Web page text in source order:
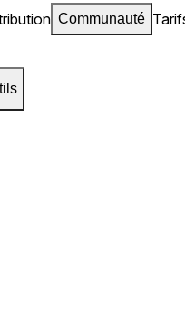
Communauté